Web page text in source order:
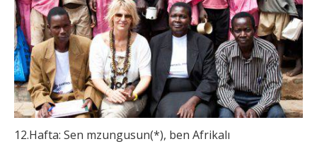
12.Hafta: Sen mzungusun(*), ben Afrikalı